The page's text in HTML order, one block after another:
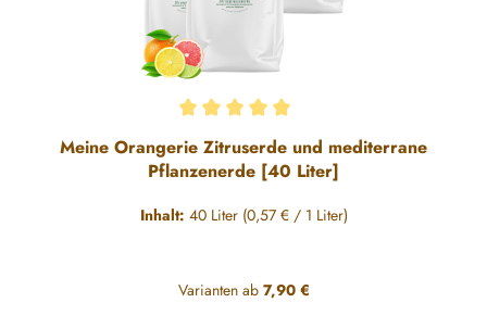
Durchschnittliche Bewertung von 5 von 5 Sternen
Meine Orangerie Zitruserde und mediterrane
Pflanzenerde [40 Liter]
Inhalt: 40 Liter (0,57 € / 1 Liter)
Varianten ab7,90 €